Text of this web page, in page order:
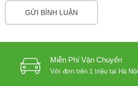
Miễn Phí Vận Chuyển
Với đơn trên 1 triệu tại Hà Nội